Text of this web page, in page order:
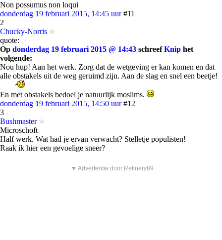
Non possumus non loqui
donderdag 19 februari 2015, 14:45 uur #11
2
Chucky-Norris
quote:
Op donderdag 19 februari 2015 @ 14:43 schreefKnip het
volgende:
Nou hup! Aan het werk. Zorg dat de wetgeving er kan komen en dat
alle obstakels uit de weg geruimd zijn. Aan de slag en snel een beetje!
En met obstakels bedoel je natuurlijk moslims.
donderdag 19 februari 2015, 14:50 uur #12
3
Bushmaster
Microschoft
Half werk. Wat had je ervan verwacht? Stelletje populisten!
Raak ik hier een gevoelige sneer?
▼ Advertentie door Refinery89